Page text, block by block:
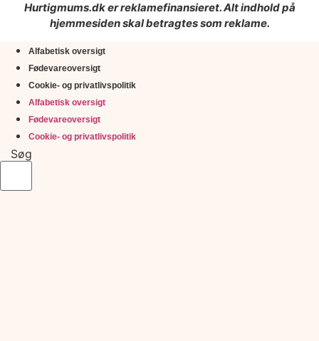
Hurtigmums.dk er reklamefinansieret. Alt indhold på
hjemmesiden skal betragtes som reklame.
Alfabetisk oversigt
Fødevareoversigt
Cookie- og privatlivspolitik
Alfabetisk oversigt
Fødevareoversigt
Cookie- og privatlivspolitik
Søg